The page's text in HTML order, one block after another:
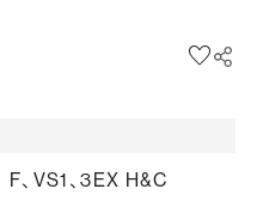
F、VS1、3EX H&C